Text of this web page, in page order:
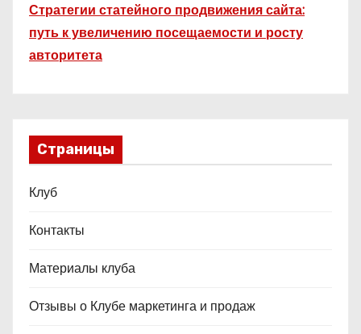
Стратегии статейного продвижения сайта:
путь к увеличению посещаемости и росту
авторитета
Страницы
Клуб
Контакты
Материалы клуба
Отзывы о Клубе маркетинга и продаж